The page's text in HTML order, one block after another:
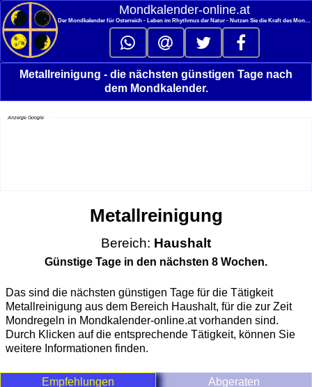
< Mondkalender‑online.at
Der Mondkalender für Österreich - Leben im Rhythmus der Natur - Nutzen Sie die Kraft des Mondes
Metallreinigung - die nächsten günstigen Tage nach
dem Mondkalender.
Anzeige Google
Metallreinigung
Bereich: Haushalt
Günstige Tage in den nächsten 8 Wochen.
Das sind die nächsten günstigen Tage für die Tätigkeit
Metallreinigung aus dem Bereich Haushalt, für die zur Zeit
Mondregeln in Mondkalender-online.at vorhanden sind.
Durch Klicken auf die entsprechende Tätigkeit, können Sie
weitere Informationen finden.
Empfehlungen
Abgeraten